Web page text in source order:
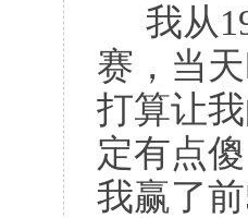
我从
赛，当
打算让
定有点
我赢了